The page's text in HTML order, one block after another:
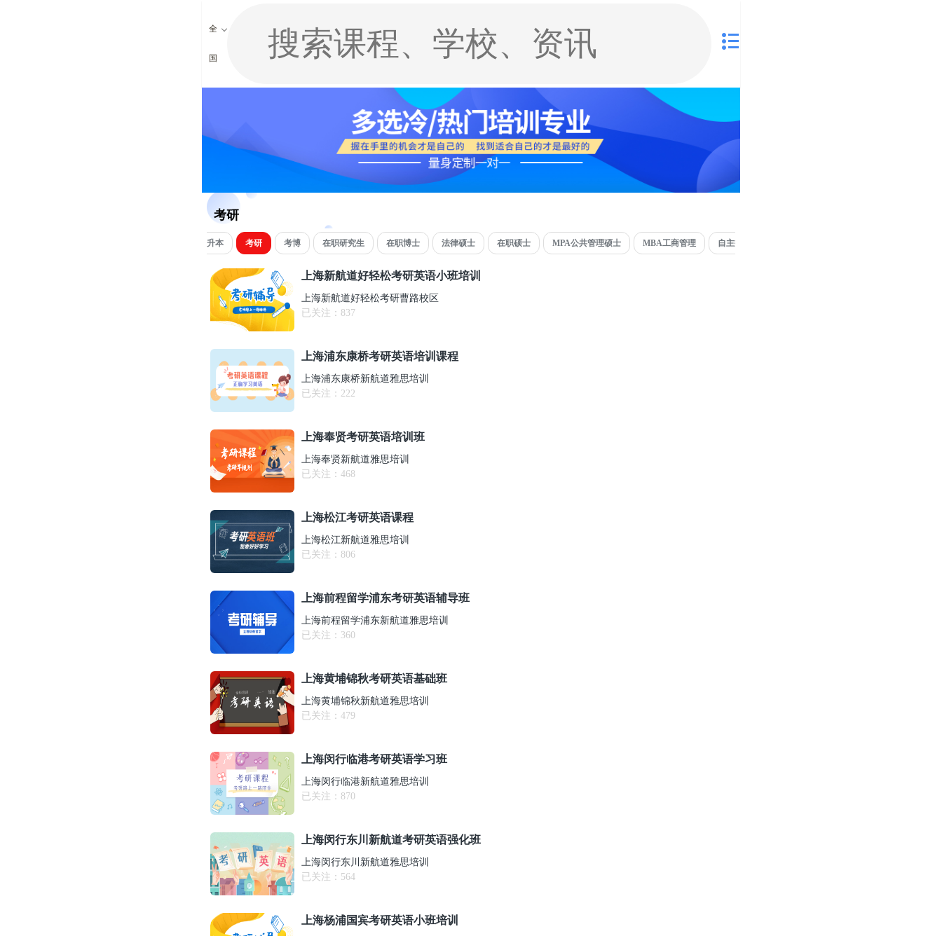
全
国
考研
专升本 考研 考博 在职研究生 在职博士 法律硕士 在职硕士 MPA公共管理硕士 MBA工商管理 自主招生
上海新航道好轻松考研英语小班培训
上海新航道好轻松考研曹路校区
已关注： 837
上海浦东康桥考研英语培训课程
上海浦东康桥新航道雅思培训
已关注： 222
上海奉贤考研英语培训班
上海奉贤新航道雅思培训
已关注： 468
上海松江考研英语课程
上海松江新航道雅思培训
已关注： 806
上海前程留学浦东考研英语辅导班
上海前程留学浦东新航道雅思培训
已关注： 360
上海黄埔锦秋考研英语基础班
上海黄埔锦秋新航道雅思培训
已关注： 479
上海闵行临港考研英语学习班
上海闵行临港新航道雅思培训
已关注： 870
上海闵行东川新航道考研英语强化班
上海闵行东川新航道雅思培训
已关注： 564
上海杨浦国宾考研英语小班培训